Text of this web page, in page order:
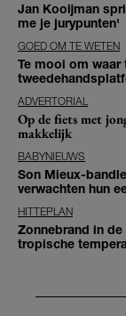
Jan Kooijman
me je jurypunten'
GOED OM TE WETEN
Te mooi om
ADVERTORIAL
Op de fiets met
makkelijk
BABYNIEUWS
Son Mieux-
verwachten hun
HITTEPLAN
Zonnebrand in
tropische